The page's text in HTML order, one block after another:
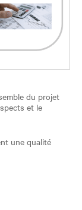
du projet
et le
une qualité